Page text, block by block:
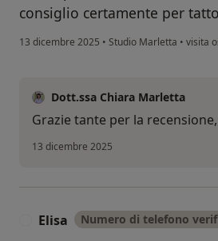
consiglio certamente per
13 dicembre 2025 • Studio Marletta • visita
Dott.ssa Chiara Marletta
Grazie tante per la
13 dicembre 2025
Elisa Numero di telefono